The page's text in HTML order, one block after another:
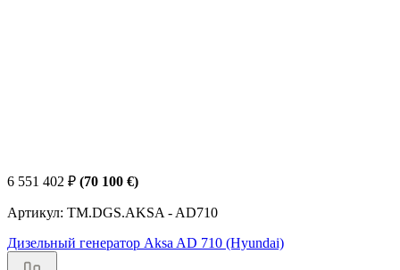
6 551 402 ₽ (70 100 €)
Артикул: TM.DGS.AKSA - AD710
Дизельный генератор Aksa AD 710 (Hyundai)